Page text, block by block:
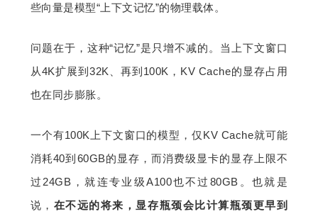
些向量是模型“上下文记忆”的物理载体。
问题在于，这种“记忆”是只增不减的。当上下文窗口
从4K扩展到32K、再到100K，KV Cache的显存占用
也在同步膨胀。
一个有100K上下文窗口的模型，仅KV Cache就可能
消耗40到60GB的显存，而消费级显卡的显存上限不
过24GB，就连专业级A100也不过80GB。也就是
说， 在不远的将来，显存瓶颈会比计算瓶颈更早到